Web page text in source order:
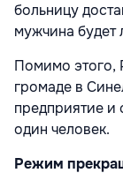
больницу
мужчина будет
Помимо этого,
громаде в
предприятие и
один человек.
Режим